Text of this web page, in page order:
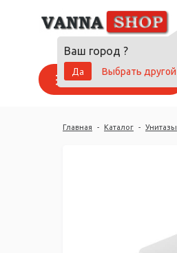
Ваш город ?
Да
Выбрать другой
Каталог товаров
Главная - Каталог - Унитазы